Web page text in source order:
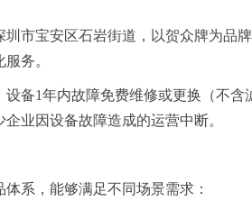
市宝安区石岩街道，以贺众牌为
务。
备1年内故障免费维修或更换（不
业因设备故障造成的运营中断。
系，能够满足不同场景需求：